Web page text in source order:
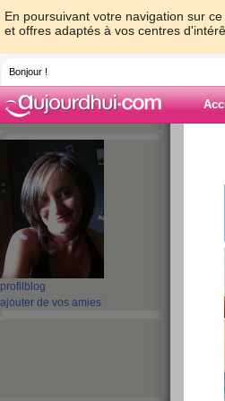
En poursuivant votre navigation sur
et offres adaptés à vos centres
Bonjour !
profil blog
ajouter de vos amies
bouh